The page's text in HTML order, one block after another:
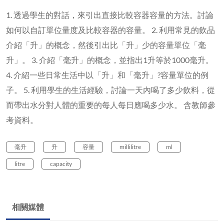
1. 透過學生的對話，來引出直接比較容器容量的方法。討論
如何以自訂單位量度及比較容器的容量。 2. 利用常見的飲品
介紹「升」的概念，然後引出比「升」少的容量單位「毫
升」。 3. 介紹「毫升」的概念，並指出1升等於1000毫升。
4. 介紹一些日常生活中以「升」和「毫升」?容量單位的例
子。 5. 利用學生的生活經驗，討論一天內喝了多少飲料，從
而帶出水分對人體的重要的每人每日應喝多少水。 含教師參
考資料。
毫升 升 容量 millilitre ml
litre capacity
相關媒體